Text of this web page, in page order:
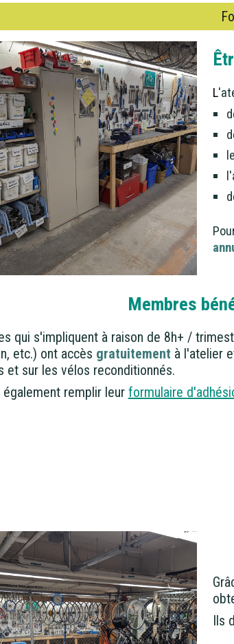
L
Membres
qui s'impliquent à raison de 8h+ /
etc.) ont accès gratuitement à l'atelier
et sur les vélos reconditionnés.
également remplir leur formulaire
Ils